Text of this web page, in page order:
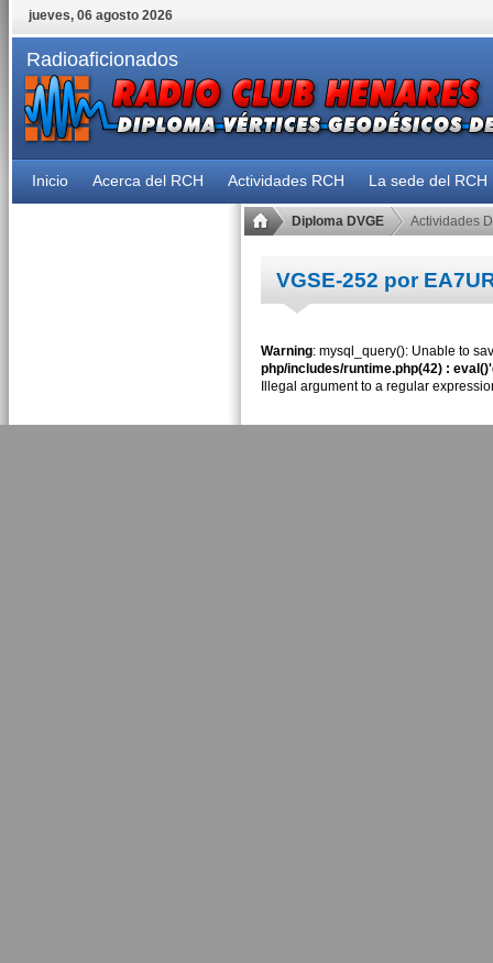
jueves, 06 agosto 2026
Radioaficionados
Inicio Acerca del RCH Actividades RCH La sede del RCH
Diploma DVGE Actividades
VGSE-252 por
Warning: mysql_query(): Unable to
php/includes/runtime.php(42) :
Illegal argument to a regular